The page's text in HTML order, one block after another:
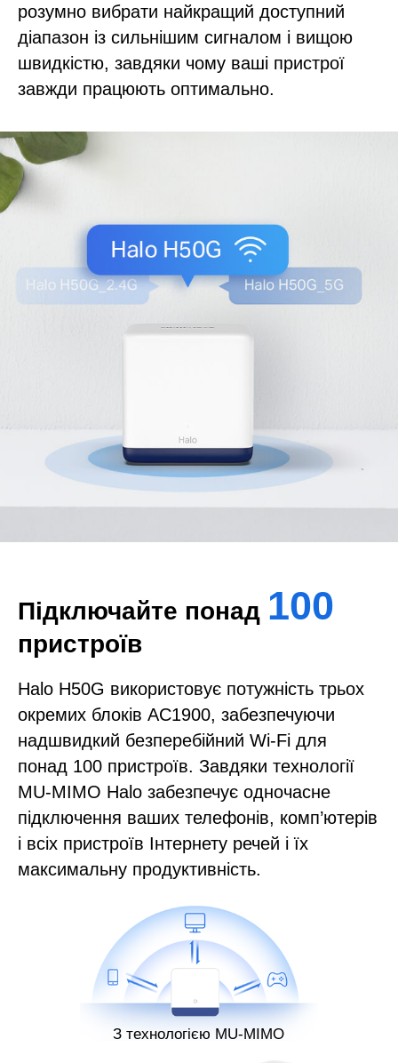
розумно вибрати найкращий доступний
діапазон із сильнішим сигналом і вищою
швидкістю, завдяки чому ваші пристрої
завжди працюють оптимально.
Підключайте понад 100
пристроїв
Halo H50G використовує потужність трьох
окремих блоків AC1900, забезпечуючи
надшвидкий безперебійний Wi-Fi для
понад 100 пристроїв. Завдяки технології
MU-MIMO Halo забезпечує одночасне
підключення ваших телефонів, комп’ютерів
і всіх пристроїв Інтернету речей і їх
максимальну продуктивність.
З технологією MU-MIMO